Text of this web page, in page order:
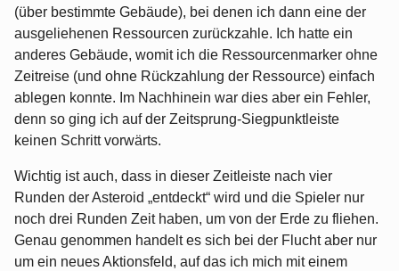
(über bestimmte Gebäude), bei denen ich dann eine der
ausgeliehenen Ressourcen zurückzahle. Ich hatte ein
anderes Gebäude, womit ich die Ressourcenmarker ohne
Zeitreise (und ohne Rückzahlung der Ressource) einfach
ablegen konnte. Im Nachhinein war dies aber ein Fehler,
denn so ging ich auf der Zeitsprung-Siegpunktleiste
keinen Schritt vorwärts.
Wichtig ist auch, dass in dieser Zeitleiste nach vier
Runden der Asteroid „entdeckt“ wird und die Spieler nur
noch drei Runden Zeit haben, um von der Erde zu fliehen.
Genau genommen handelt es sich bei der Flucht aber nur
um ein neues Aktionsfeld, auf das ich mich mit einem